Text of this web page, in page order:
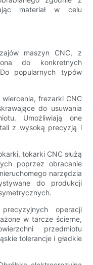
materiał w celu
maszyn CNC, z
do konkretnych
popularnych typów
frezarki CNC
do usuwania
Umożliwiają one
z wysoką precyzją i
tokarki CNC służą
poprzez obracanie
narzędzia
do produkcji
operacji
w tarcze ścierne,
przedmiotu
tolerancje i gładkie